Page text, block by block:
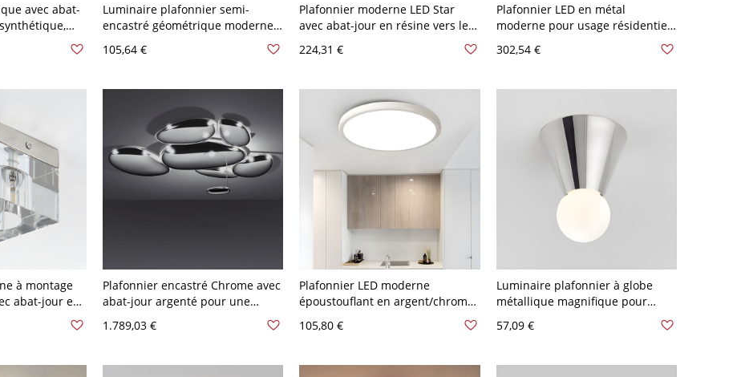
avec abat-
design
Luminaire plafonnier semi-
encastré géométrique moderne
en chrome avec abat-jour en fer
pour ampoules de tous types -
105,64 €
Plafonnier moderne LED Star
avec abat-jour en résine vers le
224,31 €
Plafonnier LED en métal
moderne pour usage résidentiel
en forme de cercle de 24 pouces
- Chrome 110 V-120 V 1
302,54 €
à montage
abat-jour en
7,62 cm
Plafonnier encastré Chrome avec
abat-jour argenté pour une
style moderne - 110 V-120 V 142
1.789,03 €
Plafonnier LED moderne
époustouflant en argent/chrome
110 V-120 V 25,4 cm Blanc
105,80 €
Luminaire plafonnier à globe
métallique magnifique pour
110 V-120 V 7,62 cm Argent
57,09 €